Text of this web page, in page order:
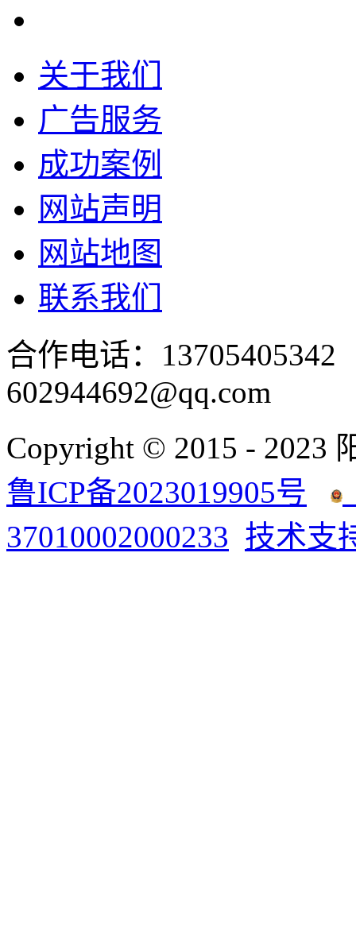
关于我们
广告服务
成功案例
网站声明
网站地图
联系我们
合作电话：
602944692@qq.com
Copyright © 2015 - 2023
鲁ICP备2023019905号
37010002000233 技术支